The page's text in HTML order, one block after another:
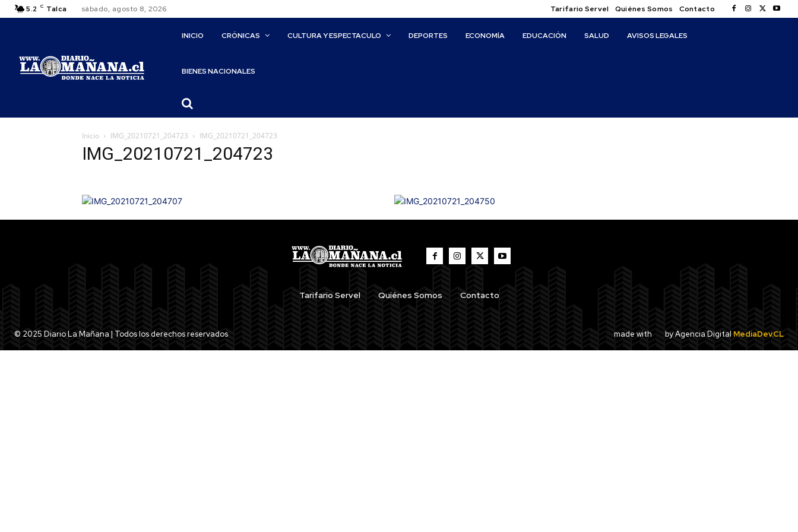
5.2 C Talca sábado, agosto 8, 2026 Tarifario Servel Quiénes Somos Contacto
INICIO CRÓNICAS CULTURA Y ESPECTACULO DEPORTES ECONOMÍA EDUCACIÓN SALUD AVISOS LEGALES
BIENES NACIONALES
Inicio IMG_20210721_204723 IMG_20210721_204723
IMG_20210721_204723
Tarifario Servel Quiénes Somos Contacto
© 2025 Diario La Mañana | Todos los derechos reservados made with by Agencia Digital MediaDev.CL